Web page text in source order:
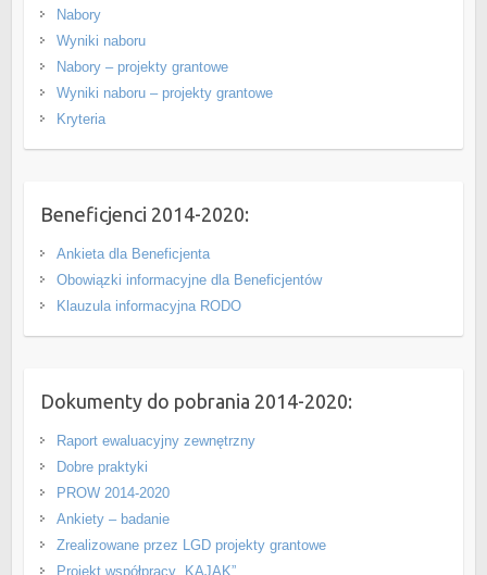
Nabory
Wyniki naboru
Nabory – projekty grantowe
Wyniki naboru – projekty grantowe
Kryteria
Beneficjenci 2014-2020:
Ankieta dla Beneficjenta
Obowiązki informacyjne dla Beneficjentów
Klauzula informacyjna RODO
Dokumenty do pobrania 2014-2020:
Raport ewaluacyjny zewnętrzny
Dobre praktyki
PROW 2014-2020
Ankiety – badanie
Zrealizowane przez LGD projekty grantowe
Projekt współpracy „KAJAK”